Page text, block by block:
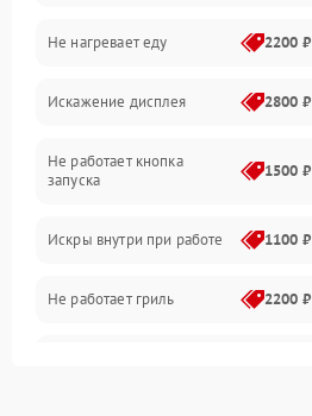
Механические повреждения
Питание и запуск
Нагрев и приготовление
Программное обеспечение
Не нагревает еду 2200 ₽
Искажение дисплея 2800 ₽
Не работает кнопка
запуска
1500 ₽
Искры внутри при работе 1100 ₽
Не работает гриль 2200 ₽